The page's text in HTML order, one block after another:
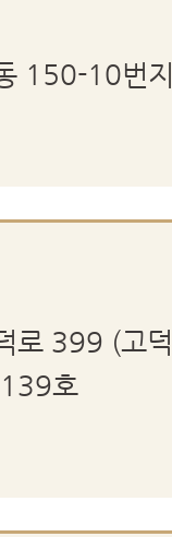
150-10번
로 399 (고
호